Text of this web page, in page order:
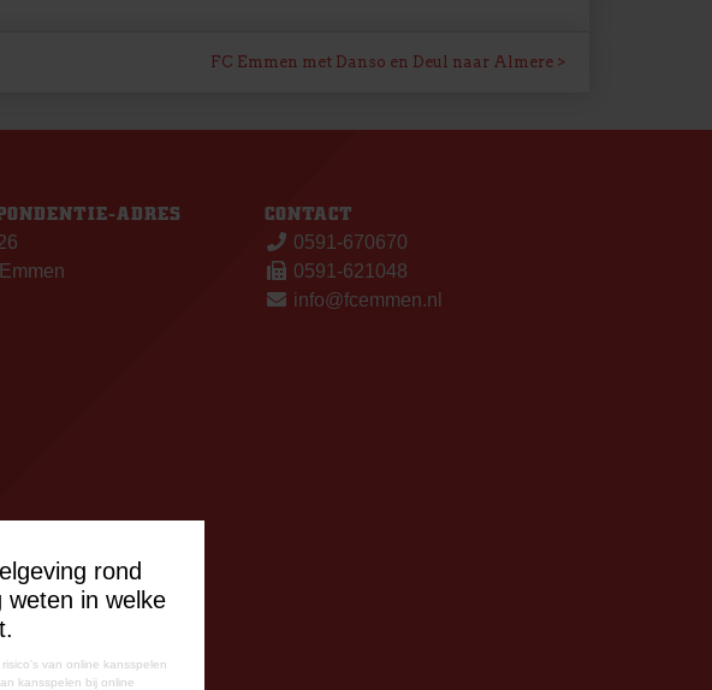
rond
weten in welke
van online kansspelen
kansspelen bij online
FC Emmen met Danso en Deul naar Almere
ADRES CONTACT
0591-670670
0591-621048
info@fcemmen.nl